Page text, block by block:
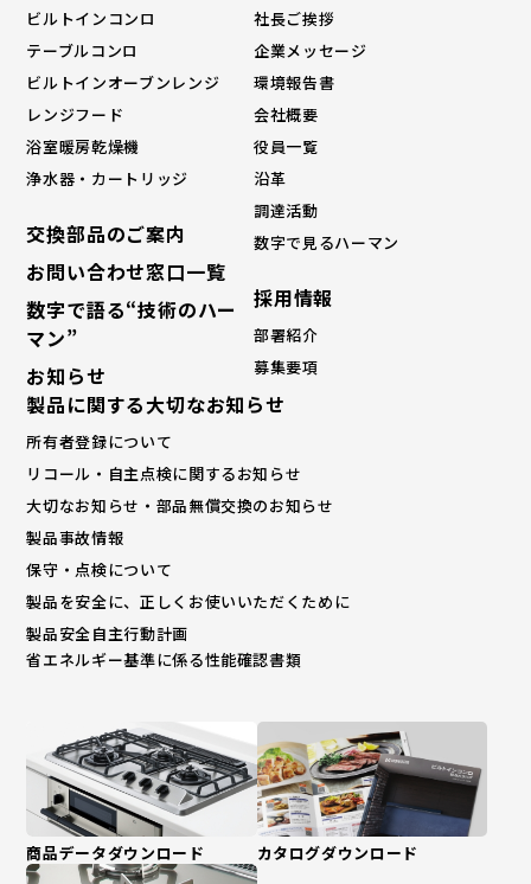
ビルトインコンロ
テーブルコンロ
ビルトインオーブンレンジ
レンジフード
浴室暖房乾燥機
浄水器・カートリッジ
交換部品のご案内
お問い合わせ窓口一覧
数字で語る“技術のハー
マン”
お知らせ
社長ご挨拶
企業メッセージ
環境報告書
会社概要
役員一覧
沿革
調達活動
数字で見るハーマン
採⽤情報
部署紹介
募集要項
製品に関する大切なお知らせ
所有者登録について
リコール・自主点検に関するお知らせ
大切なお知らせ・部品無償交換のお知らせ
製品事故情報
保守・点検について
製品を安全に、正しくお使いいただくために
製品安全自主行動計画
省エネルギー基準に係る性能確認書類
商品データダウンロード カタログダウンロード